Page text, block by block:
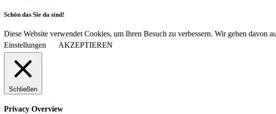
Schön das Sie da sind!
Diese Website verwendet Cookies, um Ihren Besuch zu verbessern. Wir gehen davon
Einstellungen
AKZEPTIEREN
Schließen
Privacy Overview